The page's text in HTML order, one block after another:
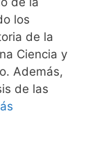
los
de la
Ciencia y
Además,
de las